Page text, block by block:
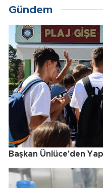
Gündem
Başkan Ünlüce'den